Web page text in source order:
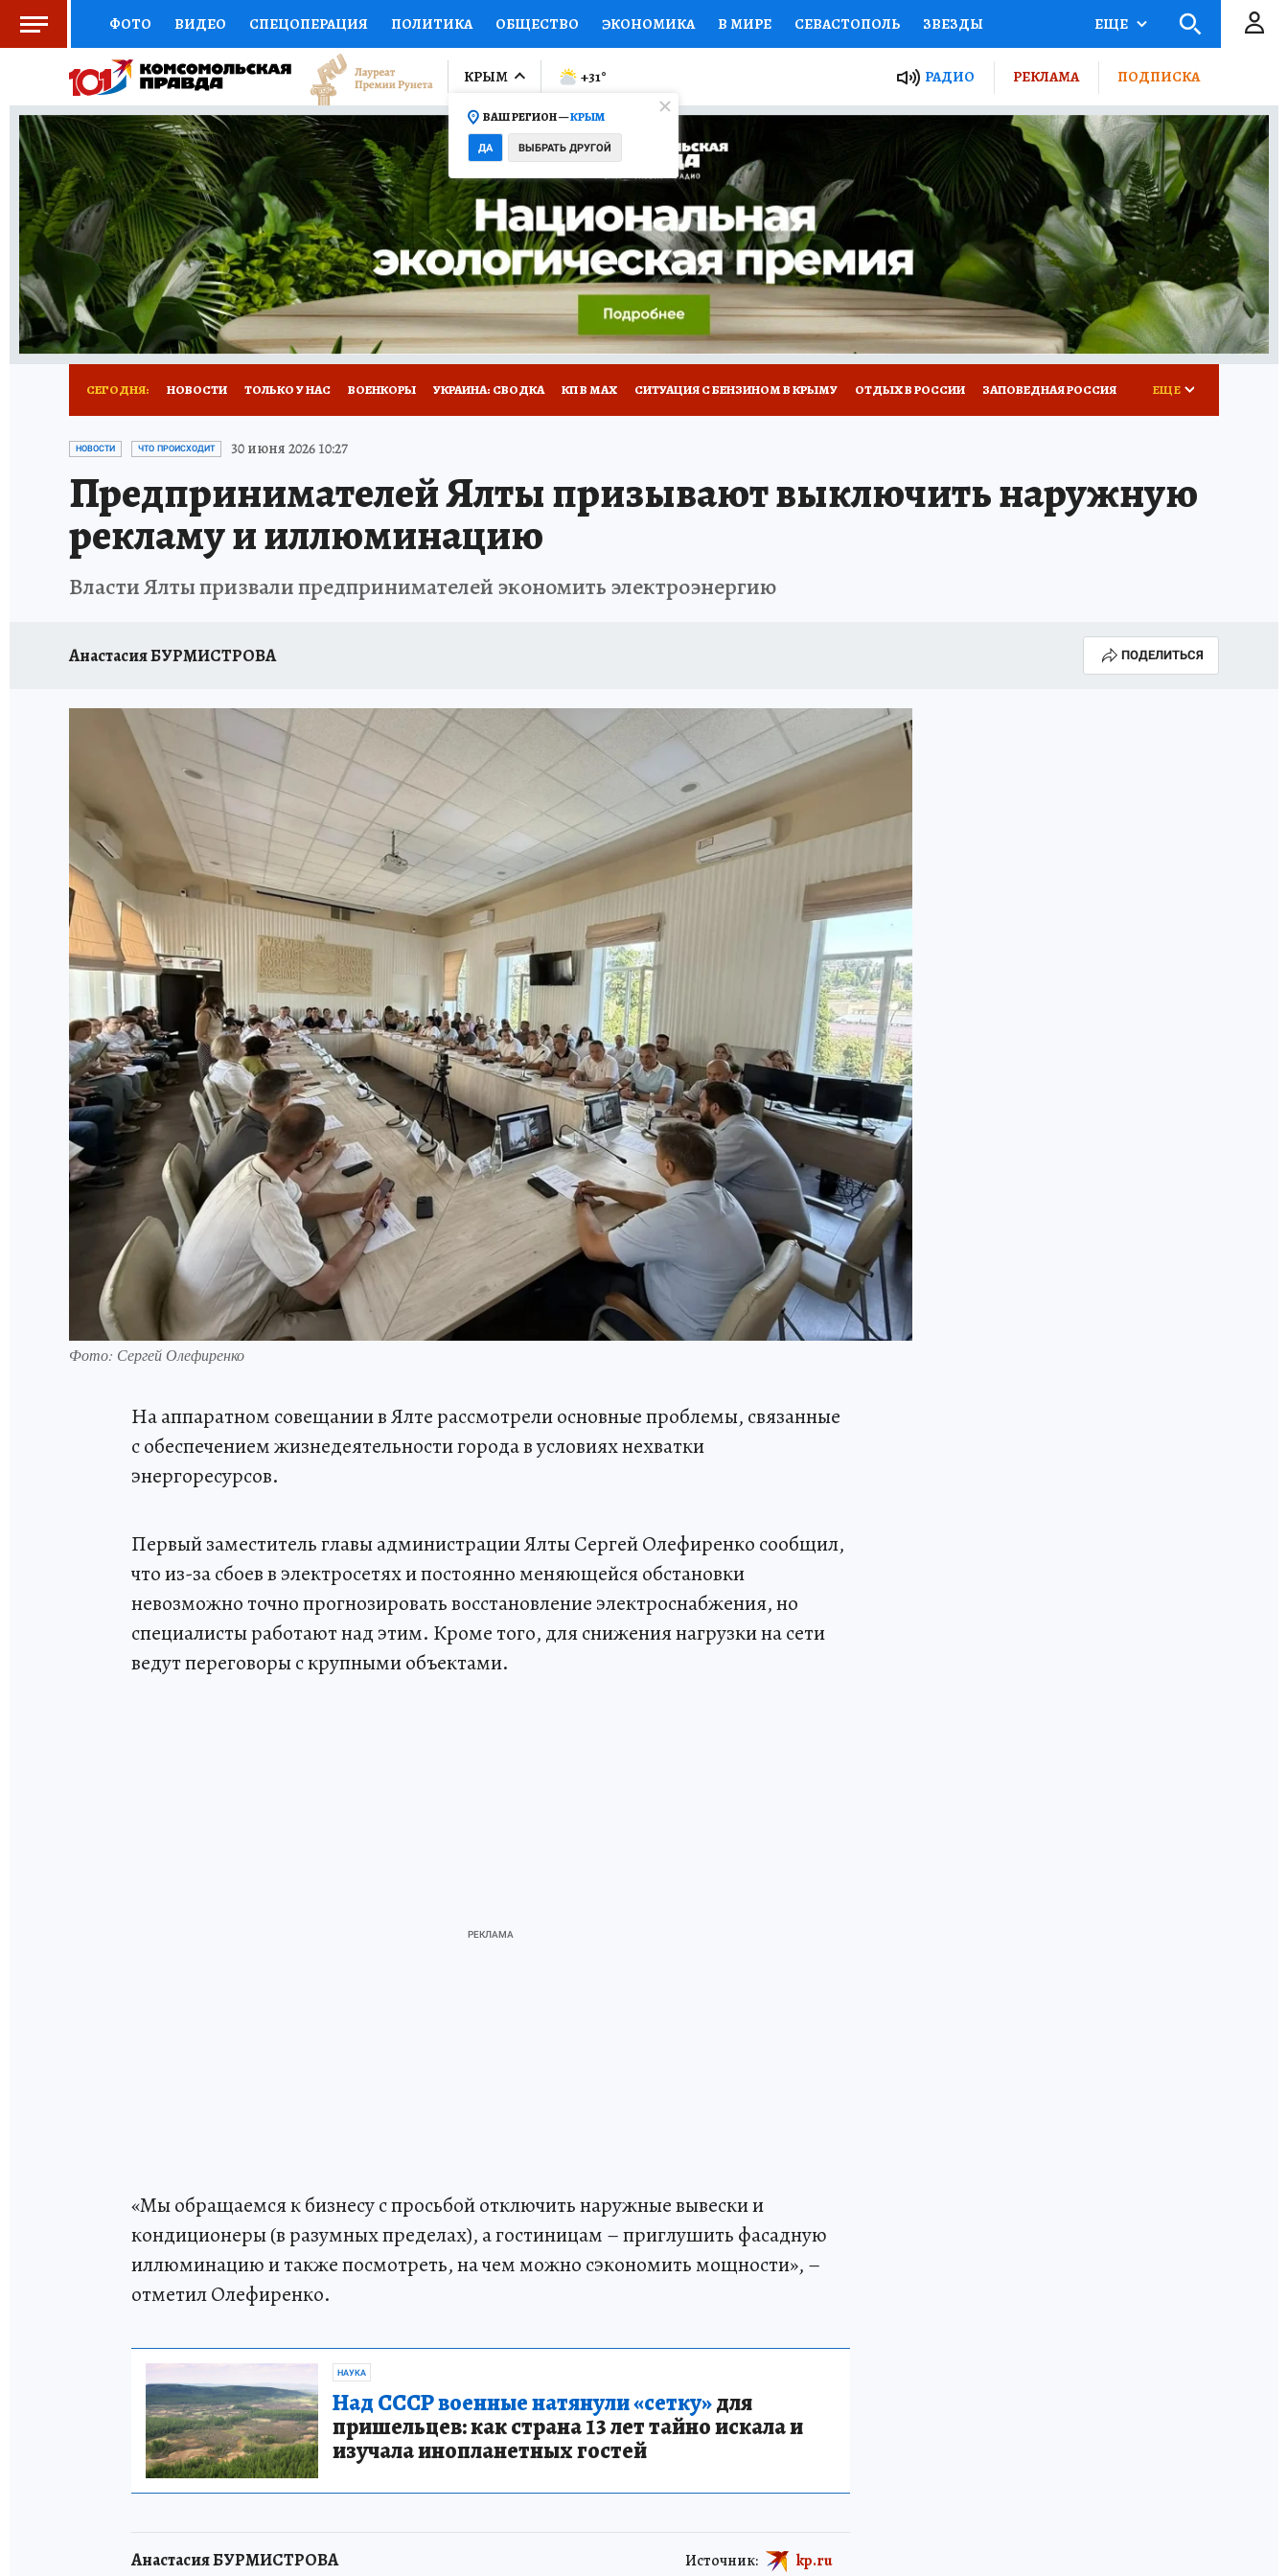
ФОТО ВИДЕО СПЕЦОПЕРАЦИЯ ПОЛИТИКА ОБЩЕСТВО ЭКОНОМИКА В МИРЕ СЕВАСТОПОЛЬ ЗВЕЗДЫ
ЗДОРОВЬЕ СОЦПОДДЕРЖКА НАУКА СПОРТ КОЛУМНИСТЫ НАЦИОНАЛЬНЫЕ ПРОЕКТЫ РОССИИ
ВЫБОР ЭКСПЕРТОВ ДОКТОР ФИНАНСЫ ОТКРЫВАЕМ МИР СЕМЬЯ ЖЕНСКИЕ СЕКРЕТЫ ПУТЕВОДИТЕЛЬ
КНИЖНАЯ ПОЛКА ПРОГНОЗЫ НА СПОРТ ПРОМОКОДЫ СЕРИАЛЫ СПЕЦПРОЕКТЫ ДЕФИЦИТ ЖЕЛЕЗА ТУРИЗМ
ПРЕСС-ЦЕНТР НЕДВИЖИМОСТЬ ТЕЛЕВИЗОР КОНКУРСЫ РАБОТА У НАС ГИД ПОТРЕБИТЕЛЯ ВСЕ О КП РАДИО КП
КОЛЛЕКЦИИ РЕКЛАМА ТЕСТЫ НОВОЕ НА САЙТЕ
ЕЩЕ
КРЫМ
ВАШ РЕГИОН —КРЫМ
ДА ВЫБРАТЬ ДРУГОЙ
+31° РАДИО РЕКЛАМА ПОДПИСКА
СЕГОДНЯ: НОВОСТИ ТОЛЬКО У НАС ВОЕНКОРЫ УКРАИНА: СВОДКА КП В МАХ СИТУАЦИЯ С БЕНЗИНОМ В КРЫМУ ОТДЫХ В РОССИИ ЗАПОВЕДНАЯ РОССИЯ
СИТУАЦИЯ С МАЗУТОМ В КРЫМУ
ЕЩЕ
НОВОСТИ ЧТО ПРОИСХОДИТ 30 июня 2026 10:27
Предпринимателей Ялты призывают выключить наружную
рекламу и иллюминацию
Власти Ялты призвали предпринимателей экономить электроэнергию
Анастасия БУРМИСТРОВА ПОДЕЛИТЬСЯ
Фото: Сергей Олефиренко
На аппаратном совещании в Ялте рассмотрели основные проблемы, связанные
с обеспечением жизнедеятельности города в условиях нехватки
энергоресурсов.
Первый заместитель главы администрации Ялты Сергей Олефиренко сообщил,
что из-за сбоев в электросетях и постоянно меняющейся обстановки
невозможно точно прогнозировать восстановление электроснабжения, но
специалисты работают над этим. Кроме того, для снижения нагрузки на сети
ведут переговоры с крупными объектами.
«Мы обращаемся к бизнесу с просьбой отключить наружные вывески и
кондиционеры (в разумных пределах), а гостиницам – приглушить фасадную
иллюминацию и также посмотреть, на чем можно сэкономить мощности», –
отметил Олефиренко.
НАУКА
Над СССР военные натянули «сетку»для
пришельцев: как страна 13 лет тайно искала и
изучала инопланетных гостей
Анастасия БУРМИСТРОВА Источник: kp.ru